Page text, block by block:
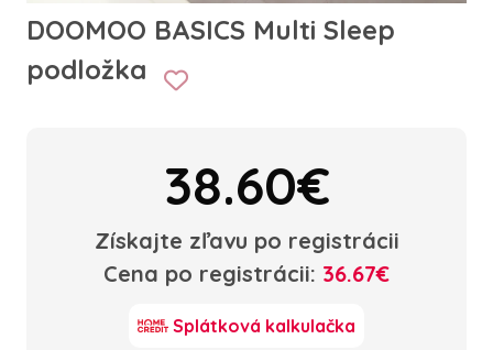
DOOMOO BASICS Multi Sleep
podložka
38.60€
Získajte zľavu po registrácii
Cena po registrácii: 36.67€
Splátková kalkulačka